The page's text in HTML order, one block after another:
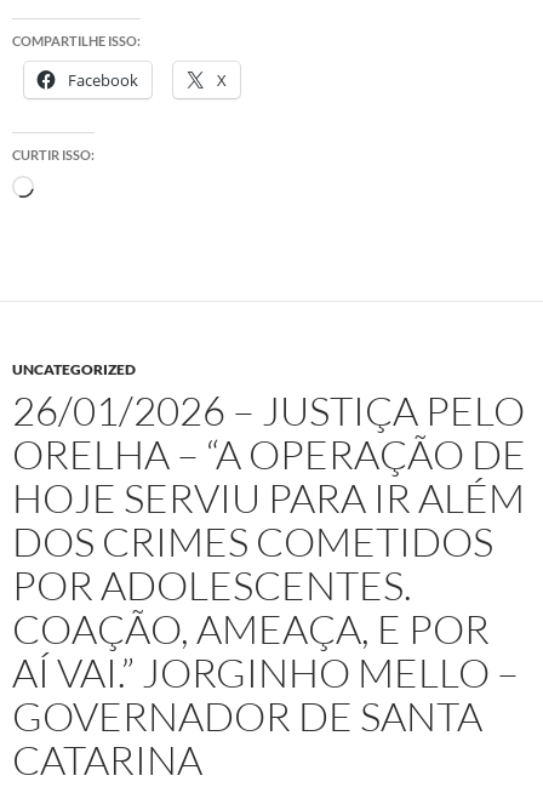
COMPARTILHE ISSO:
Facebook X
CURTIR ISSO:
Carregando...
UNCATEGORIZED
26/01/2026 – JUSTIÇA PELO
ORELHA – “A OPERAÇÃO DE
HOJE SERVIU PARA IR ALÉM
DOS CRIMES COMETIDOS
POR ADOLESCENTES.
COAÇÃO, AMEAÇA, E POR
AÍ VAI.” JORGINHO MELLO –
GOVERNADOR DE SANTA
CATARINA